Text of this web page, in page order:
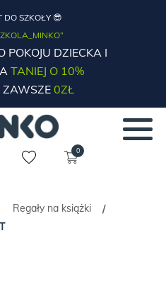
DO SZKOŁY 😎
POKOJU DZIECKA I
TANIEJ O 10%
0ZŁ
0
Regały na książki
/